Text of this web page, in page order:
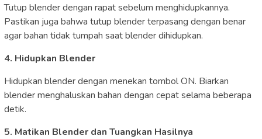
Tutup blender dengan rapat sebelum menghidupkannya.
Pastikan juga bahwa tutup blender terpasang dengan benar
agar bahan tidak tumpah saat blender dihidupkan.
4. Hidupkan Blender
Hidupkan blender dengan menekan tombol ON. Biarkan
blender menghaluskan bahan dengan cepat selama beberapa
detik.
5. Matikan Blender dan Tuangkan Hasilnya